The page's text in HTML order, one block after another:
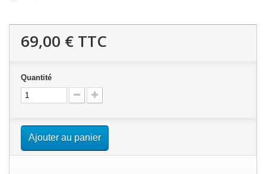
69,00 € TTC
Quantité
Ajouter au panier